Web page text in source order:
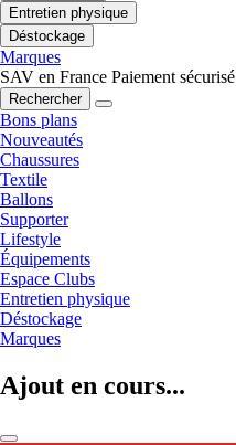
Entretien physique
Déstockage
Marques
SAV en France Paiement sécurisé
Rechercher
Bons plans
Nouveautés
Chaussures
Textile
Ballons
Supporter
Lifestyle
Équipements
Espace Clubs
Entretien physique
Déstockage
Marques
Ajout en cours...